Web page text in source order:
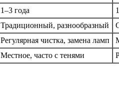
1–3 года
Традиционный, разнообразный
Регулярная чистка, замена ламп
Местное, часто с тенями